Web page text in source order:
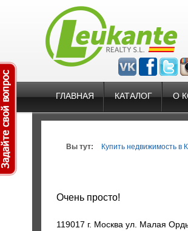
ГЛАВНАЯ КАТАЛОГ О
Вы тут: Купить недвижимость в
Очень просто!
119017 г. Москва ул. Малая